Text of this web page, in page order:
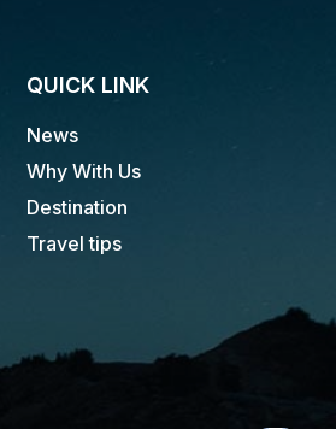
QUICK LINK
News
Why With Us
Destination
Travel tips